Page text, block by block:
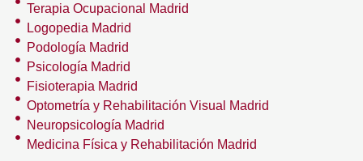
Terapia Ocupacional Madrid
Logopedia Madrid
Podología Madrid
Psicología Madrid
Fisioterapia Madrid
Optometría y Rehabilitación Visual Madrid
Neuropsicología Madrid
Medicina Física y Rehabilitación Madrid